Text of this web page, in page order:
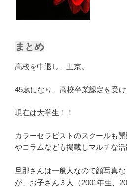
まとめ
高校を中退し、上京。
45歳になり、高校卒業認定を受け
現在は大学生！！
カラーセラピストのスクールも
やコラムなども掲載しマルチな活
旦那さんは一般人なので顔写真
が、お子さん３人（2001年生、